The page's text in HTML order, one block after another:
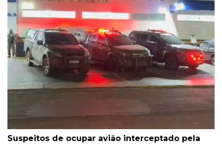
Suspeitos de ocupar avião interceptado pela